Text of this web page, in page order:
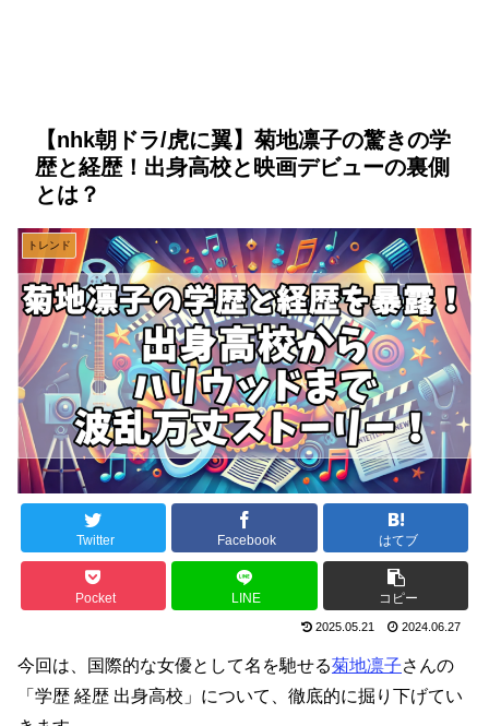
【nhk朝ドラ/虎に翼】菊地凛子の驚きの学
歴と経歴！出身高校と映画デビューの裏側
とは？
トレンド
Twitter Facebook はてブ
Pocket LINE コピー
2025.05.21 2024.06.27
今回は、国際的な女優として名を馳せる菊地凛子さんの
「学歴 経歴 出身高校」について、徹底的に掘り下げてい